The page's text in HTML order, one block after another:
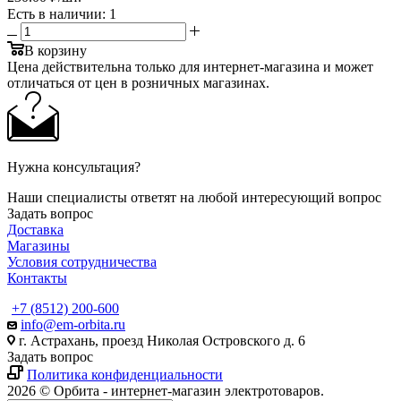
Есть в наличии: 1
В корзину
Цена действительна только для интернет-магазина и может
отличаться от цен в розничных магазинах.
Нужна консультация?
Наши специалисты ответят на любой интересующий вопрос
Задать вопрос
Доставка
Магазины
Условия сотрудничества
Контакты
+7 (8512) 200-600
info@em-orbita.ru
г. Астрахань, проезд Николая Островского д. 6
Задать вопрос
Политика конфиденциальности
2026 © Орбита - интернет-магазин электротоваров.